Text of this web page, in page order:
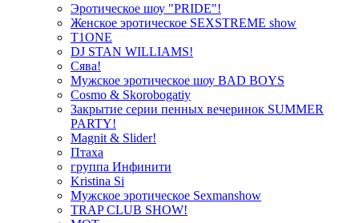
Эротическое шоу "PRIDE"!
Женское эротическое SEXSTREME show
T1ONE
DJ STAN WILLIAMS!
Сява!
Мужское эротическое шоу BAD BOYS
Cosmo & Skorobogatiy
Закрытие серии пенных вечеринок SUMMER
PARTY!
Magnit & Slider!
Птаха
группа Инфинити
Kristina Si
Мужское эротическое Sexmanshow
TRAP CLUB SHOW!